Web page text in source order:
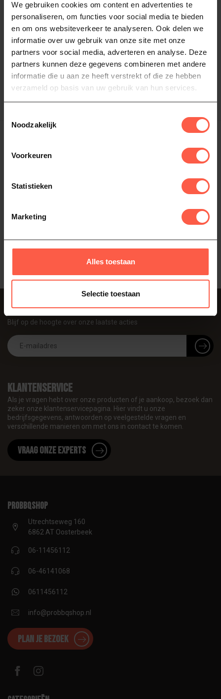
We gebruiken cookies om content en advertenties te
personaliseren, om functies voor social media te bieden
en om ons websiteverkeer te analyseren. Ook delen we
informatie over uw gebruik van onze site met onze
partners voor social media, adverteren en analyse. Deze
partners kunnen deze gegevens combineren met andere
informatie die u aan ze heeft verstrekt of die ze hebben
verzameld op basis van uw gebruik van hun services.
Noodzakelijk
Voorkeuren
Statistieken
Marketing
Alles toestaan
Selectie toestaan
DE FIK ERIN
Braai Rub No.3
Braairub no.3 is een beef rub
en is heerlijk op Short ribs,
Brisket of op een di...
12,95
Niet op voorraad
DE FIK ERIN
Piggie cap
Een stoere Cap van het merk
De Fik erin!
21,95
Niet op voorraad
Klantenservice
Als je vragen hebt over onze producten of je aankoop, bezoek dan
zeker onze klantenservicepagina. Hier vindt u onze
bedrijfsgegevens, antwoorden op veelgestelde vragen en
verschillende manieren om met ons in contact te komen.
Vraag onze experts
Abonneer je op onze nieuwsbrief
Blijf op de hoogte over onze laatste acties
proBBQshop
Utrechtseweg 160
6862 AT Oosterbeek
06-11456112
06-46141068
0611456112
info@probbqshop.nl
Plan je bezoek